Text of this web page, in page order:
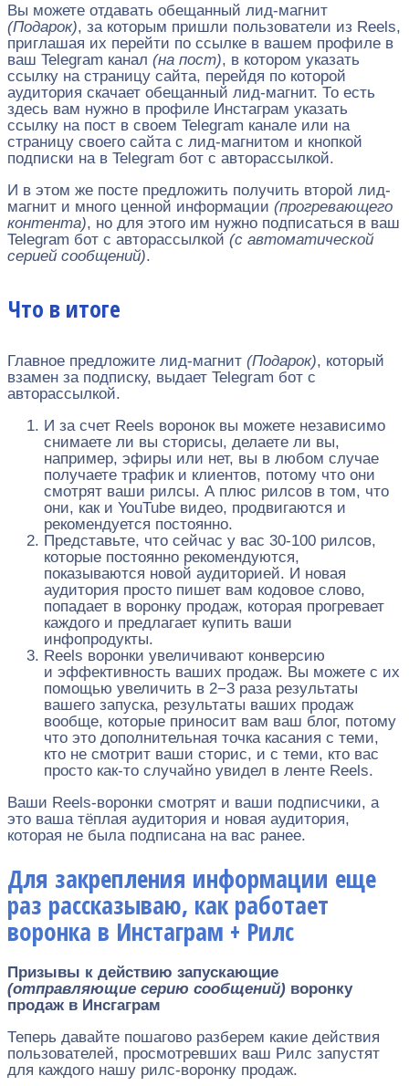
Вы можете отдавать обещанный лид-магнит
(Подарок), за которым пришли пользователи из Reels,
приглашая их перейти по ссылке в вашем профиле в
ваш Telegram канал (на пост), в котором указать
ссылку на страницу сайта, перейдя по которой
аудитория скачает обещанный лид-магнит. То есть
здесь вам нужно в профиле Инстаграм указать
ссылку на пост в своем Telegram канале или на
страницу своего сайта с лид-магнитом и кнопкой
подписки на в Telegram бот с авторассылкой.
И в этом же посте предложить получить второй лид-
магнит и много ценной информации (прогревающего
контента), но для этого им нужно подписаться в ваш
Telegram бот с авторассылкой (с автоматической
серией сообщений).
Что в итоге
Главное предложите лид-магнит (Подарок), который
взамен за подписку, выдает Telegram бот с
авторассылкой.
И за счет Reels воронок вы можете независимо
снимаете ли вы сторисы, делаете ли вы,
например, эфиры или нет, вы в любом случае
получаете трафик и клиентов, потому что они
смотрят ваши рилсы. А плюс рилсов в том, что
они, как и YouTube видео, продвигаются и
рекомендуется постоянно.
Представьте, что сейчас у вас 30-100 рилсов,
которые постоянно рекомендуются,
показываются новой аудиторией. И новая
аудитория просто пишет вам кодовое слово,
попадает в воронку продаж, которая прогревает
каждого и предлагает купить ваши
инфопродукты.
Reels воронки увеличивают конверсию
и эффективность ваших продаж. Вы можете с их
помощью увеличить в 2−3 раза результаты
вашего запуска, результаты ваших продаж
вообще, которые приносит вам ваш блог, потому
что это дополнительная точка касания с теми,
кто не смотрит ваши сторис, и с теми, кто вас
просто как-то случайно увидел в ленте Reels.
Ваши Reels-воронки смотрят и ваши подписчики, а
это ваша тёплая аудитория и новая аудитория,
которая не была подписана на вас ранее.
Для закрепления информации еще
раз рассказываю, как работает
воронка в Инстаграм + Рилс
Призывы к действию запускающие
(отправляющие серию сообщений) воронку
продаж в Инсгаграм
Теперь давайте пошагово разберем какие действия
пользователей, просмотревших ваш Рилс запустят
для каждого нашу рилс-воронку продаж.